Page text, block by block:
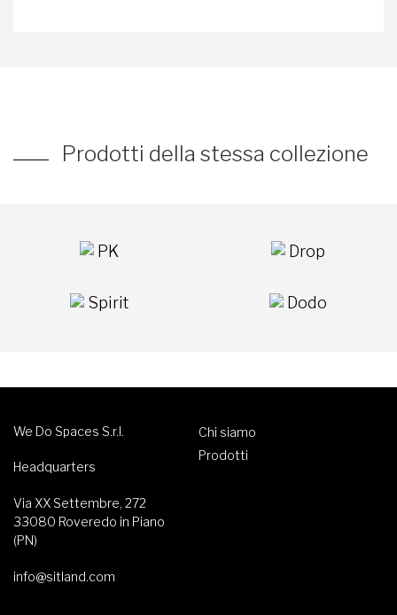
Prodotti della stessa collezione
PK Drop
Spirit Dodo
We Do Spaces S.r.l.
Headquarters
Via XX Settembre, 272
33080 Roveredo in Piano
(PN)
info@sitland.com
Chi siamo
Prodotti